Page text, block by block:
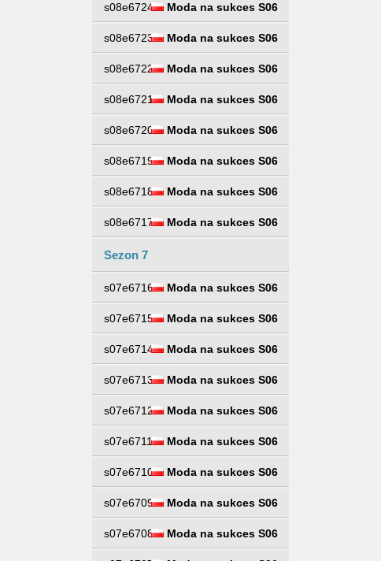
s08e6724 Moda na sukces S06
s08e6723 Moda na sukces S06
s08e6722 Moda na sukces S06
s08e6721 Moda na sukces S06
s08e6720 Moda na sukces S06
s08e6719 Moda na sukces S06
s08e6718 Moda na sukces S06
s08e6717 Moda na sukces S06
Sezon 7
s07e6716 Moda na sukces S06
s07e6715 Moda na sukces S06
s07e6714 Moda na sukces S06
s07e6713 Moda na sukces S06
s07e6712 Moda na sukces S06
s07e6711 Moda na sukces S06
s07e6710 Moda na sukces S06
s07e6709 Moda na sukces S06
s07e6708 Moda na sukces S06